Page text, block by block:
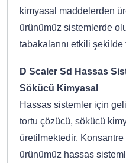
kimyasal maddelerden
ürünümüz sistemlerde
tabakalarını etkili şekilde
D Scaler Sd Hassas
Sökücü Kimyasal
Hassas sistemler için
tortu çözücü, sökücü
üretilmektedir.
ürünümüz hassas